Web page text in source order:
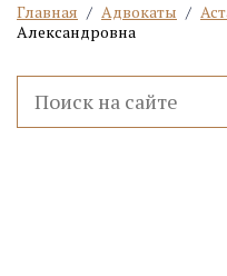
Главная / Адвокаты /
Александровна